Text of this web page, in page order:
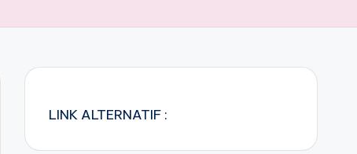
LINK ALTERNATIF :